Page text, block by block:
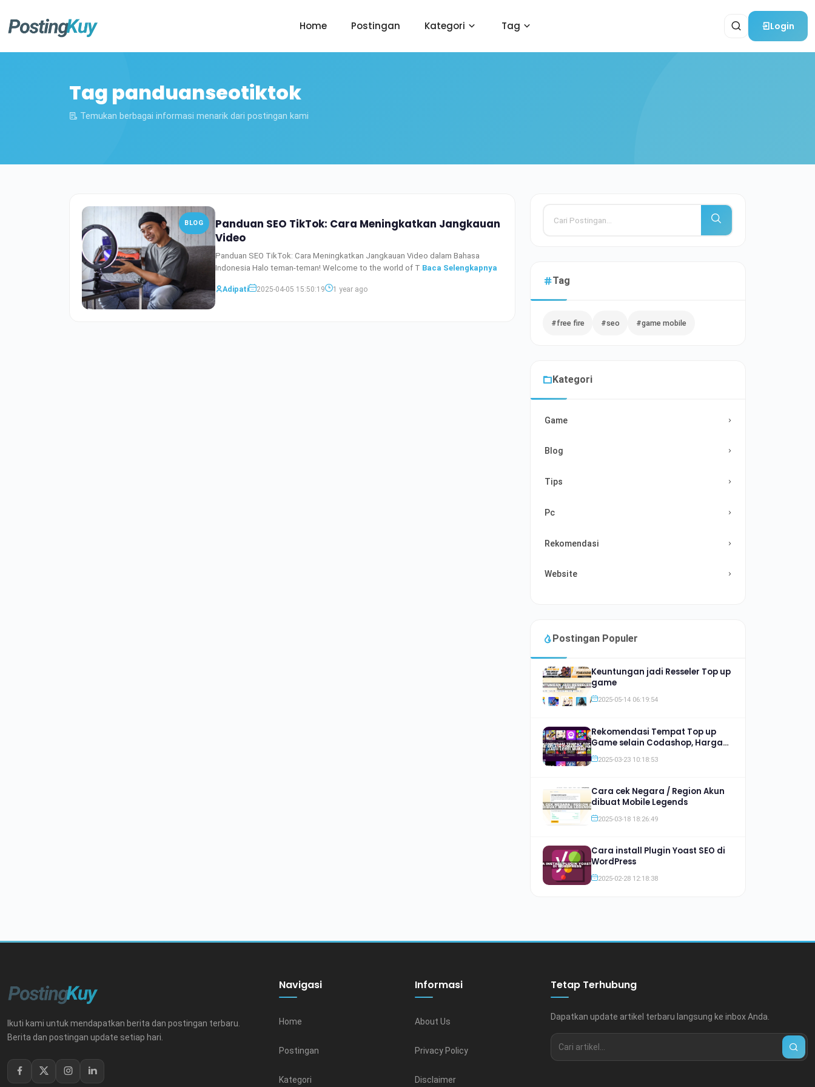
Home Postingan Kategori Tag Login
Tag panduanseotiktok
Temukan berbagai informasi menarik dari postingan kami
BLOG
Panduan SEO TikTok: Cara Meningkatkan Jangkauan
Video
Panduan SEO TikTok: Cara Meningkatkan Jangkauan Video dalam Bahasa
Indonesia Halo teman-teman! Welcome to the world of T Baca Selengkapnya
Adipati 2025-04-05 15:50:19 1 year ago
Tag
#free fire #seo #game mobile
Kategori
Game
Blog
Tips
Pc
Rekomendasi
Website
Postingan Populer
Keuntungan jadi Resseler Top up
game
2025-05-14 06:19:54
Rekomendasi Tempat Top up
Game selain Codashop, Harga
Jauh lebih Murah
2025-03-23 10:18:53
Cara cek Negara / Region Akun
dibuat Mobile Legends
2025-03-18 18:26:49
Cara install Plugin Yoast SEO di
WordPress
2025-02-28 12:18:38
Ikuti kami untuk mendapatkan berita dan postingan terbaru.
Berita dan postingan update setiap hari.
Navigasi
Home
Postingan
Kategori
Informasi
About Us
Privacy Policy
Disclaimer
Tetap Terhubung
Dapatkan update artikel terbaru langsung ke inbox Anda.